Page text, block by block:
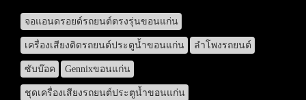
จอแอนดรอยด์รถยนต์ตรงรุ่นขอนแก่น
เครื่องเสียงติดรถยนต์ประตูน้ำขอนแก่น ลำโพงรถยนต์
ซับบ๊อค Gennixขอนแก่น
ชุดเครื่องเสียงรถยนต์ประตูน้ำขอนแก่น